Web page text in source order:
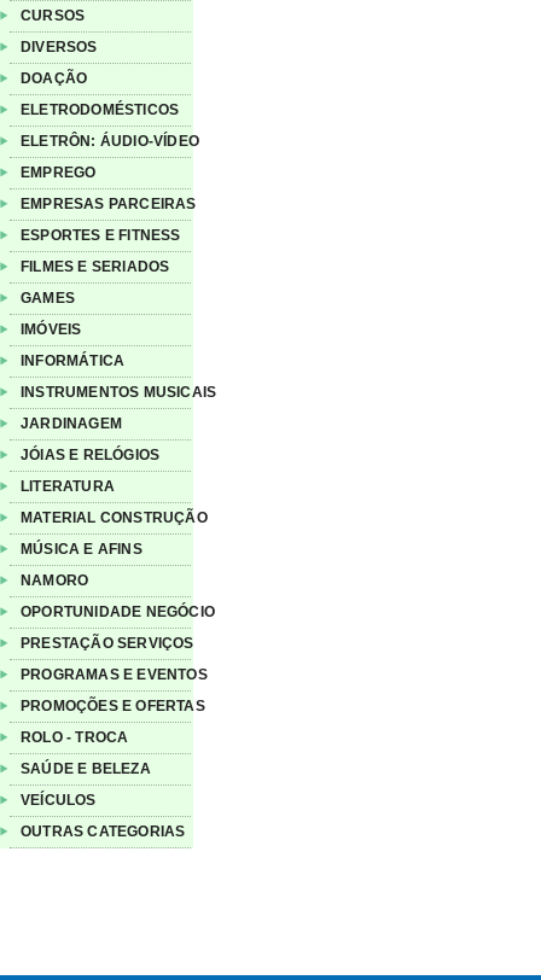
CURSOS
DIVERSOS
DOAÇÃO
ELETRODOMÉSTICOS
ELETRÔN: ÁUDIO-VÍDEO
EMPREGO
EMPRESAS PARCEIRAS
ESPORTES E FITNESS
FILMES E SERIADOS
GAMES
IMÓVEIS
INFORMÁTICA
INSTRUMENTOS MUSICAIS
JARDINAGEM
JÓIAS E RELÓGIOS
LITERATURA
MATERIAL CONSTRUÇÃO
MÚSICA E AFINS
NAMORO
OPORTUNIDADE NEGÓCIO
PRESTAÇÃO SERVIÇOS
PROGRAMAS E EVENTOS
PROMOÇÕES E OFERTAS
ROLO - TROCA
SAÚDE E BELEZA
VEÍCULOS
OUTRAS CATEGORIAS